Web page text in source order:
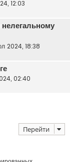
12:03
2024, 18:38
02:40
Перейти